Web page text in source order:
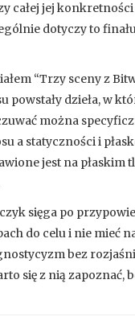
całej jej
dotyczy to
“Trzy sceny z
dzieła, w
można
a statyczności i
jest na płaskim
sięga po
do celu i nie mieć
bez
się z nią zapoznać,